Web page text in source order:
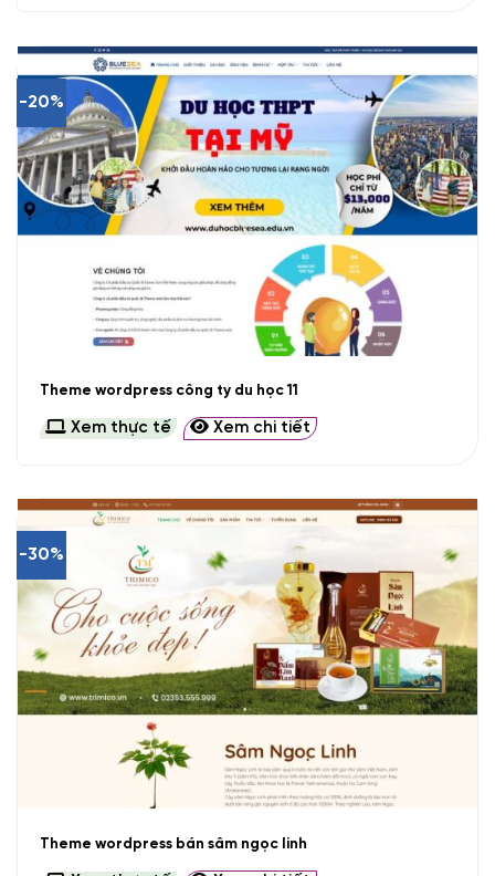
-20%
Theme wordpress công ty du học 11
Xem thực tế Xem chi tiết
-30%
Theme wordpress bán sâm ngọc linh